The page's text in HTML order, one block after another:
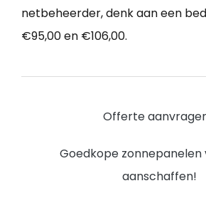
netbeheerder, denk aan een
€95,00 en €106,00.
Offerte
Goedkope zonnepanelen
aanschaffen!